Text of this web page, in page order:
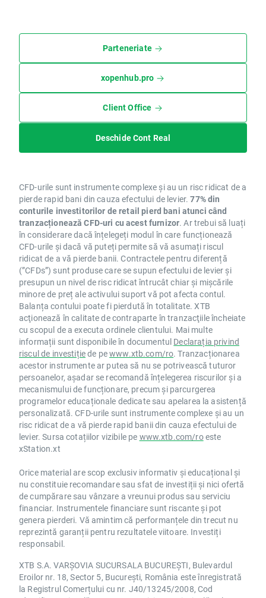
Parteneriate
xopenhub.pro
Client Office
Deschide Cont Real
CFD-urile sunt instrumente complexe și au un risc ridicat de a
pierde rapid bani din cauza efectului de levier.77% din
conturile investitorilor de retail pierd bani atunci când
tranzacționează CFD-uri cu acest furnizor. Ar trebui să luați
în considerare dacă înțelegeți modul în care funcționează
CFD-urile și dacă vă puteți permite să vă asumați riscul
ridicat de a vă pierde banii. Contractele pentru diferență
(”CFDs”) sunt produse care se supun efectului de levier și
presupun un nivel de risc ridicat întrucât chiar și mișcările
minore de preț ale activului suport vă pot afecta contul.
Balanța contului poate fi pierdută în totalitate. XTB
acţionează în calitate de contraparte în tranzacţiile încheiate
cu scopul de a executa ordinele clientului. Mai multe
informații sunt disponibile în documentul Declarația privind
riscul de investițiede pewww.xtb.com/ro. Tranzacționarea
acestor instrumente ar putea să nu se potrivească tuturor
persoanelor, așadar se recomandă înțelegerea riscurilor și a
mecanismului de funcționare, precum și parcurgerea
programelor educaționale dedicate sau apelarea la asistență
personalizată. CFD-urile sunt instrumente complexe și au un
risc ridicat de a vă pierde rapid banii din cauza efectului de
levier. Sursa cotațiilor vizibile pe www.xtb.com/roeste
xStation.xt
Orice material are scop exclusiv informativ și educațional și
nu constituie recomandare sau sfat de investiții și nici ofertă
de cumpărare sau vânzare a vreunui produs sau serviciu
financiar. Instrumentele financiare sunt riscante și pot
genera pierderi. Vă amintim că performanțele din trecut nu
reprezintă garanții pentru rezultatele viitoare. Investiți
responsabil.
XTB S.A. VARȘOVIA SUCURSALA BUCUREȘTI, Bulevardul
Eroilor nr. 18, Sector 5, București, România este înregistrată
la Registrul Comerțului cu nr. J40/13245/2008, Cod